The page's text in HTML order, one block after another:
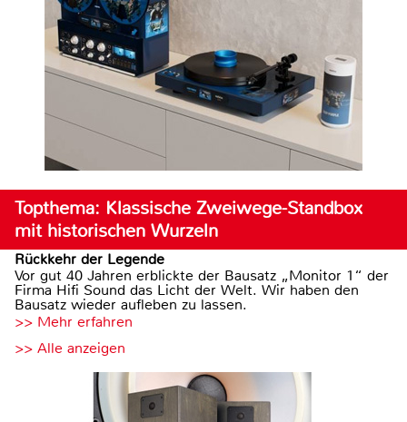
Topthema: Klassische Zweiwege-Standbox
mit historischen Wurzeln
Rückkehr der Legende
Vor gut 40 Jahren erblickte der Bausatz „Monitor 1“ der
Firma Hifi Sound das Licht der Welt. Wir haben den
Bausatz wieder aufleben zu lassen.
>> Mehr erfahren
>> Alle anzeigen